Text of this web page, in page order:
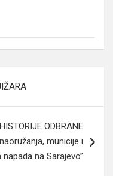
ODBRANE
municije i
na Sarajevo”